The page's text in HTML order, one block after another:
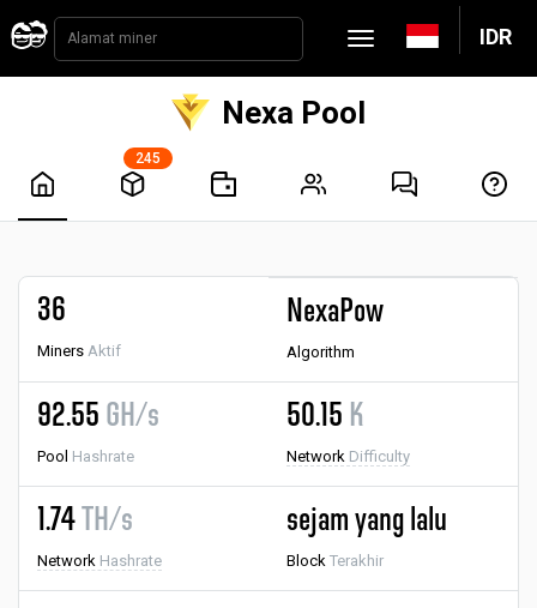
IDR
Nexa Pool
245
36
Miners Aktif
NexaPow
Algorithm
92.55 GH/s
Pool Hashrate
50.15 K
Network Difficulty
1.74 TH/s
Network Hashrate
sejam yang lalu
Block Terakhir